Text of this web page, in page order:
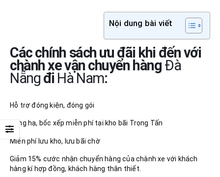
Nội dung bài viết
Các chính sách ưu đãi khi đến với
chành xe vận chuyển hàng Đà
Nẵng đi Hà Nam:
Hỗ trợ đóng kiện, đóng gói
Nâng hạ, bốc xếp miễn phí tại kho bãi Trọng Tấn
Miễn phí lưu kho, lưu bãi chờ
Giảm 15% cước nhận chuyển hàng của chành xe với khách
hàng kí hợp đồng, khách hàng thân thiết.